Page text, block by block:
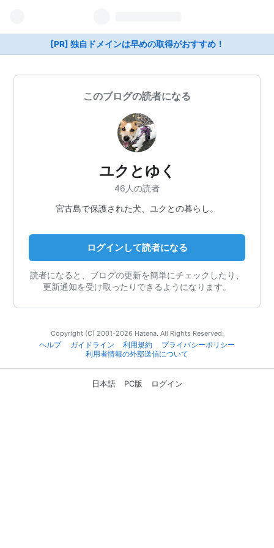
[PR] 独自ドメインは早めの取得がおすすめ！
このブログの読者になる
ユクとゆく
46人の読者
宮古島で保護された犬、ユクとの暮らし。
ログインして読者になる
読者になると、ブログの更新を簡単にチェックしたり、
更新通知を受け取ったりできるようになります。
Copyright (C) 2001-2026 Hatena. All Rights Reserved.
ヘルプ
ガイドライン 利用規約
プライバシーポリシー
利用者情報の外部送信について
日本語 PC版 ログイン